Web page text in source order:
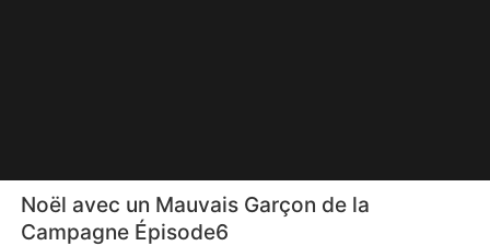
Noël avec un Mauvais Garçon de la
Campagne Épisode6